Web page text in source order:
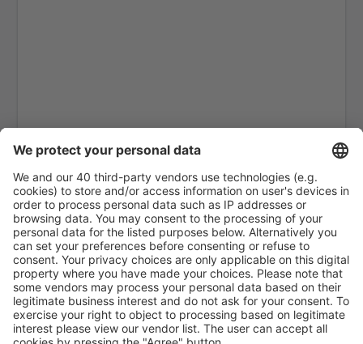
Pajala Yllas (PJA)
Ronneby Airport (RNB)
Salen Scandinavian Mountains Apt. (SCR)
Skelleftea Airport (SFT)
Stockholm
Malmo Sturup (MMX)